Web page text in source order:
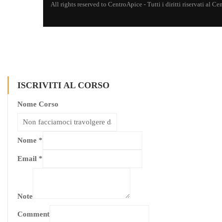
All rights reserved to CentroApice - Tutti i diritti riservati al
ISCRIVITI AL CORSO
Nome Corso
Nome *
Email *
Note
Comment